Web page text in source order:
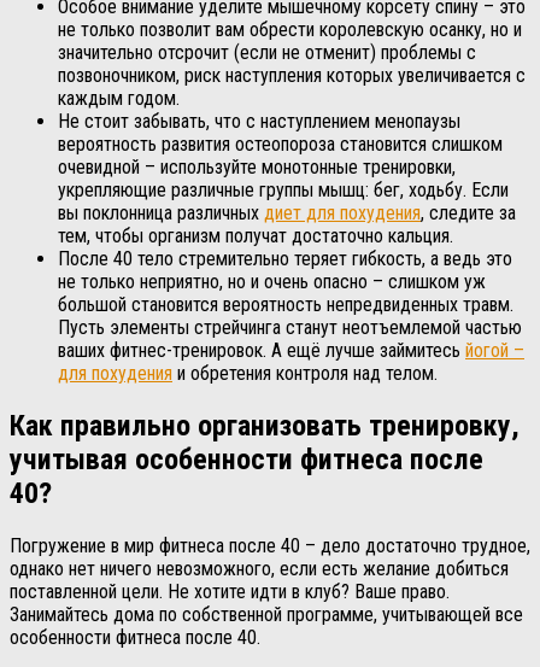
Особое внимание уделите мышечному корсету спину – это
не только позволит вам обрести королевскую осанку, но и
значительно отсрочит (если не отменит) проблемы с
позвоночником, риск наступления которых увеличивается с
каждым годом.
Не стоит забывать, что с наступлением менопаузы
вероятность развития остеопороза становится слишком
очевидной – используйте монотонные тренировки,
укрепляющие различные группы мышц: бег, ходьбу. Если
вы поклонница различных диет для похудения, следите за
тем, чтобы организм получат достаточно кальция.
После 40 тело стремительно теряет гибкость, а ведь это
не только неприятно, но и очень опасно – слишком уж
большой становится вероятность непредвиденных травм.
Пусть элементы стрейчинга станут неотъемлемой частью
ваших фитнес-тренировок. А ещё лучше займитесь йогой –
для похудения и обретения контроля над телом.
Как правильно организовать тренировку,
учитывая особенности фитнеса после
40?
Погружение в мир фитнеса после 40 – дело достаточно трудное,
однако нет ничего невозможного, если есть желание добиться
поставленной цели. Не хотите идти в клуб? Ваше право.
Занимайтесь дома по собственной программе, учитывающей все
особенности фитнеса после 40.